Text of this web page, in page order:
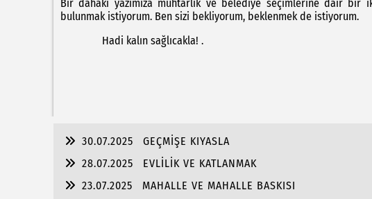
Bir dahaki yazımıza muhtarlık ve belediye seçimlerine dair bir
bulunmak istiyorum. Ben sizi bekliyorum, beklenmek de istiyorum.
Hadi kalın sağlıcakla! .
30.07.2025
GEÇMİŞE KIYASLA
28.07.2025
EVLİLİK VE KATLANMAK
23.07.2025
MAHALLE VE MAHALLE BASKISI